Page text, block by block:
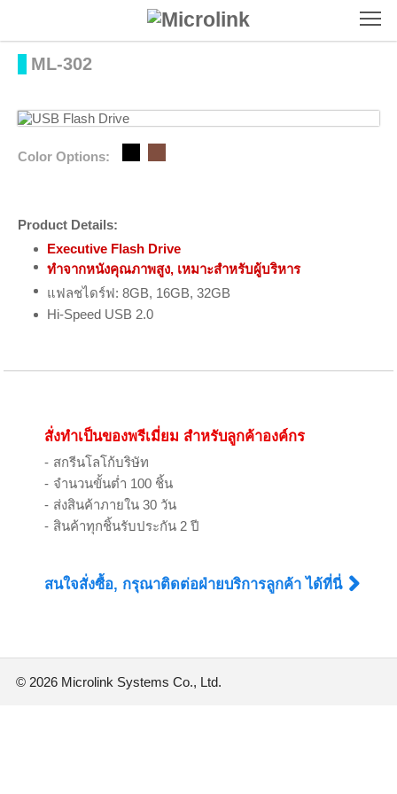
ML-302
Color Options:
Product Details:
Executive Flash Drive
ทำจากหนังคุณภาพสูง, เหมาะสำหรับผู้บริหาร
แฟลชไดร์ฟ: 8GB, 16GB, 32GB
Hi-Speed USB 2.0
สั่งทำเป็นของพรีเมี่ยม สำหรับลูกค้าองค์กร
สกรีนโลโก้บริษัท
จำนวนขั้นต่ำ 100 ชิ้น
ส่งสินค้าภายใน 30 วัน
สินค้าทุกชิ้นรับประกัน 2 ปี
สนใจสั่งซื้อ, กรุณาติดต่อฝ่ายบริการลูกค้า ได้ที่นี่
© 2026 Microlink Systems Co., Ltd.